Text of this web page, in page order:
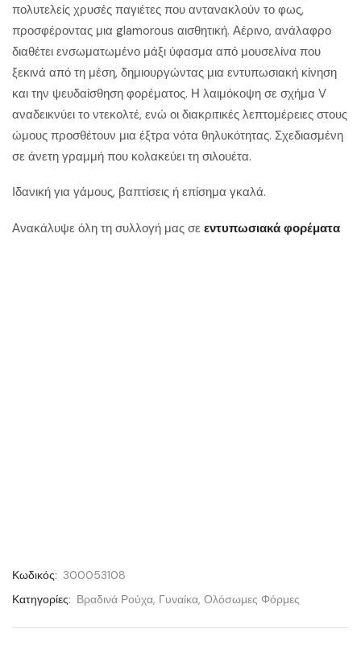
πολυτελείς χρυσές παγιέτες που αντανακλούν το φως,
προσφέροντας μια glamorous αισθητική. Αέρινο, ανάλαφρο
διαθέτει ενσωματωμένο μάξι ύφασμα από μουσελίνα που
ξεκινά από τη μέση, δημιουργώντας μια εντυπωσιακή κίνηση
και την ψευδαίσθηση φορέματος. Η λαιμόκοψη σε σχήμα V
αναδεικνύει το ντεκολτέ, ενώ οι διακριτικές λεπτομέρειες στους
ώμους προσθέτουν μια έξτρα νότα θηλυκότητας. Σχεδιασμένη
σε άνετη γραμμή που κολακεύει τη σιλουέτα.
Ιδανική για γάμους, βαπτίσεις ή επίσημα γκαλά.
Ανακάλυψε όλη τη συλλογή μας σε εντυπωσιακά φορέματα
Κωδικός: 300053108
Κατηγορίες: Βραδινά Ρούχα, Γυναίκα, Ολόσωμες Φόρμες